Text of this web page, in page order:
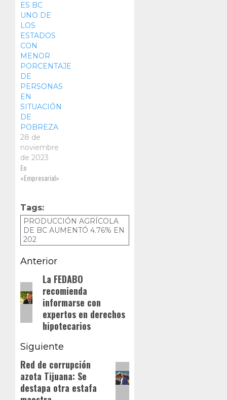
ES BC
UNO DE
LOS
ESTADOS
CON
MENOR
PORCENTAJE
DE
PERSONAS
EN
SITUACIÓN
DE
POBREZA
28 de
noviembre
de 2023
En
«Empresarial»
Tags:
PRODUCCIÓN AGRÍCOLA
DE BC AUMENTÓ 4.76% EN
202
Navegación
de
entradas
Anterior
Entrada
anterior:
La FEDABO
recomienda
informarse con
expertos en derechos
hipotecarios
Siguiente
Siguiente
entrada:
Red de corrupción
azota Tijuana: Se
destapa otra estafa